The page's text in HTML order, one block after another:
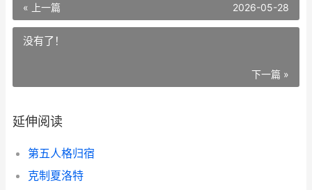
« 上一篇 2026-05-28
没有了！
下一篇 »
延伸阅读
第五人格归宿
克制夏洛特